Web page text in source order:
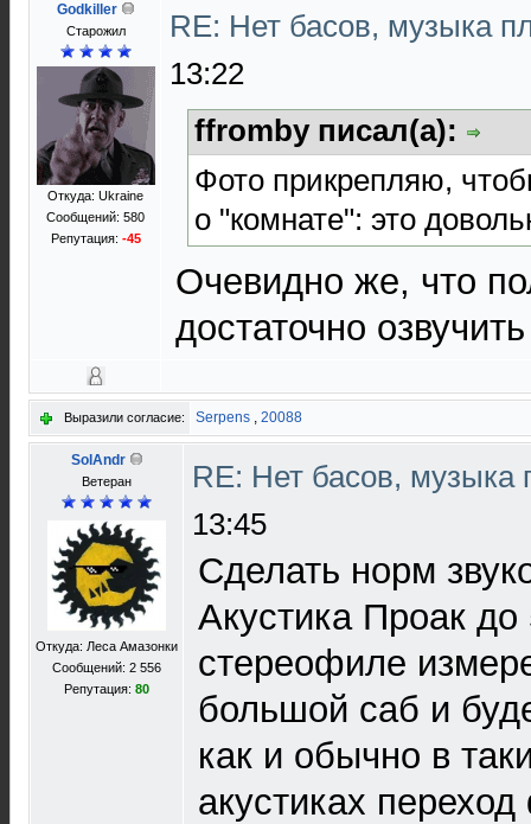
Godkiller
Старожил
Откуда: Ukraine
Сообщений: 580
Репутация: -45
RE: Нет басов, музыка
13:22
ffromby писал(а):
Фото прикрепляю,
о "комнате": это
Очевидно же, что
достаточно
Выразили согласие: Serpens , 20088
SolAndr
Ветеран
Откуда: Леса Амазонки
Сообщений: 2 556
Репутация: 80
RE: Нет басов, музыка
13:45
Сделать норм
Акустика Проак
стереофиле
большой саб и
как и обычно в
акустиках